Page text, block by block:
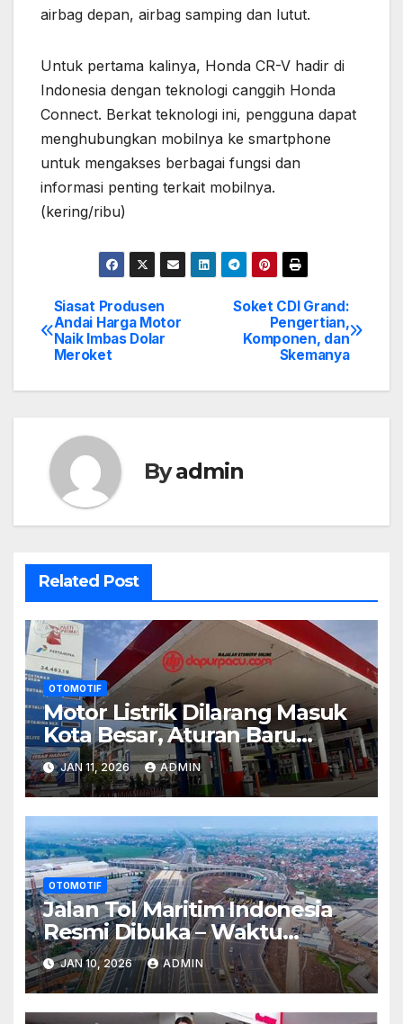
airbag depan, airbag samping dan lutut.
Untuk pertama kalinya, Honda CR-V hadir di
Indonesia dengan teknologi canggih Honda
Connect. Berkat teknologi ini, pengguna dapat
menghubungkan mobilnya ke smartphone
untuk mengakses berbagai fungsi dan
informasi penting terkait mobilnya.
(kering/ribu)
Post
navigation
Soket CDI Grand:
Pengertian,
Komponen, dan
Skemanya
Siasat Produsen
Andai Harga Motor
Naik Imbas Dolar
Meroket
Byadmin
Related Post
OTOMOTIF
Motor Listrik Dilarang Masuk
Kota Besar, Aturan Baru
Kontroversial
JAN 11, 2026 ADMIN
OTOMOTIF
Jalan Tol Maritim Indonesia
Resmi Dibuka – Waktu
Tempuh Ke Sulawesi Turun
40%
JAN 10, 2026 ADMIN